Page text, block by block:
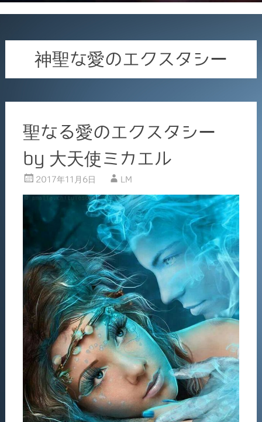
神聖な愛のエクスタシー
聖なる愛のエクスタシー
by 大天使ミカエル
2017年11月6日 LM